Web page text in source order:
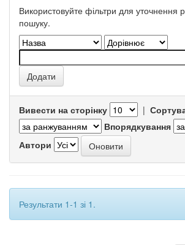
Використовуйте фільтри для уточнення
пошуку.
Вивести на сторінку |
Впорядкування
Автори
Результати 1-1 зі 1.